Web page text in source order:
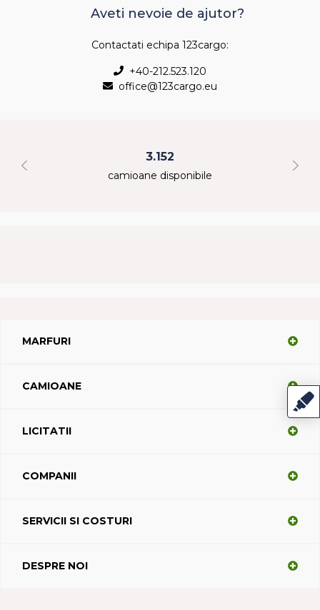
Aveti nevoie de ajutor?
Contactati echipa 123cargo:
+40-212.523.120
office@123cargo.eu
3.152
camioane disponibile
MARFURI
CAMIOANE
LICITATII
COMPANII
SERVICII SI COSTURI
DESPRE NOI